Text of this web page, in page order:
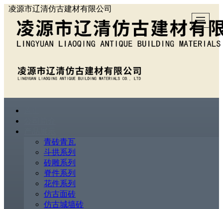
凌源市辽清仿古建材有限公司
青砖青瓦
斗拱系列
砖雕系列
脊件系列
花件系列
仿古面砖
仿古城墙砖